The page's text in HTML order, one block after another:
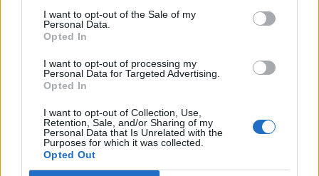
I want to opt-out of the Sale of my
Personal Data.
Opted In
I want to opt-out of processing my
Personal Data for Targeted Advertising.
Opted In
I want to opt-out of Collection, Use,
Retention, Sale, and/or Sharing of my
Personal Data that Is Unrelated with the
Purposes for which it was collected.
Opted Out
Argjentina e “dashuruar”
me Infantinon, federata
del me deklaratë zyrtare:
Model transparent
Këmbimi valutor/ Me sa
euro, çfarë ndodh me
monedhat e tjera